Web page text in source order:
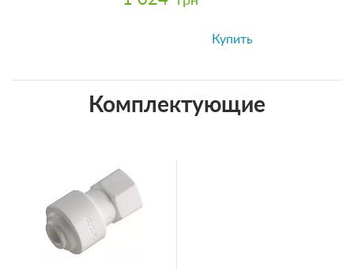
Купить
Комплектующие